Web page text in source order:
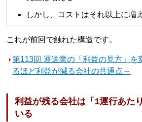
しかし、コストはそれ以上に増
これが前回で触れた構造です。
第113回 運送業の「利益の見方」を
るほど利益が減る会社の共通点～
利益が残る会社は「1運行あた
いる